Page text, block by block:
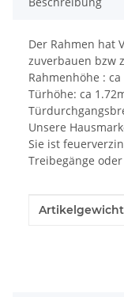
Der Rahmen hat
zuverbauen bzw
Rahmenhöhe : ca
Türhöhe: ca
Unsere
Sie ist
Treibegänge
Wert